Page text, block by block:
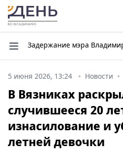
Задержание мэра
5 июня 2026, 13:24 Новости
В Вязниках
случившееся 20
изнасилование и
летней девочки